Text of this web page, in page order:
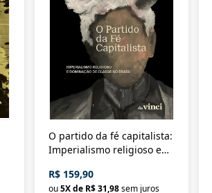
O partido da fé capitalista:
Imperialismo religioso e
Brasil
R$ 159,90
ou5X de R$ 31,98sem juros